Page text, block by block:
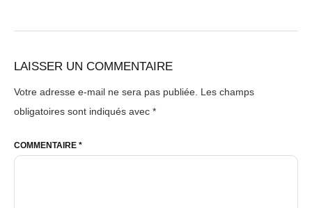
LAISSER UN COMMENTAIRE
Votre adresse e-mail ne sera pas publiée. Les champs
obligatoires sont indiqués avec *
COMMENTAIRE *